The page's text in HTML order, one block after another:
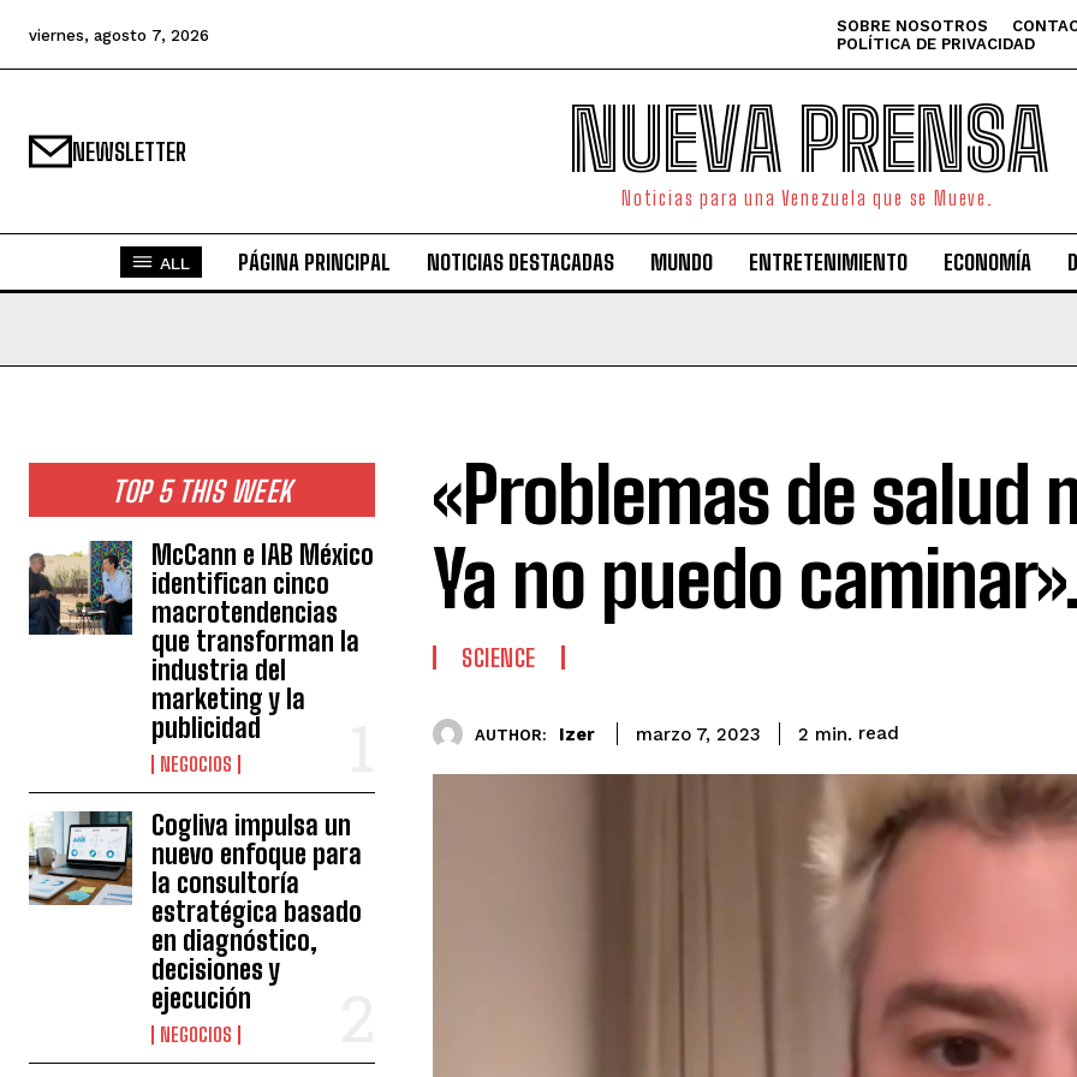
viernes, agosto 7, 2026 SOBRE NOSOTROS
POLÍTICA DE PRIVACIDAD
NEWSLETTER NUEVA PRENSA
Noticias para una Venezuela que se Mueve.
ALL PÁGINA PRINCIPAL NOTICIAS DESTACADAS MUNDO ENTRETENIMIENTO ECONOMÍA
TOP 5 THIS WEEK
McCann e IAB México
identifican cinco
macrotendencias
que transforman la
industria del
marketing y la
publicidad
NEGOCIOS
Cogliva impulsa un
nuevo enfoque para
la consultoría
estratégica basado
en diagnóstico,
decisiones y
ejecución
NEGOCIOS
«Problemas de salud
Ya no puedo
SCIENCE
AUTHOR: Izer marzo 7, 2023 2 min. read